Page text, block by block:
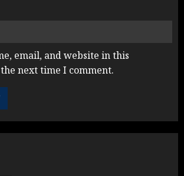
email, and website in this
next time I comment.